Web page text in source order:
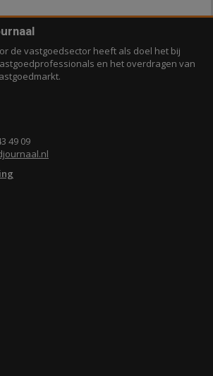
de vastgoedsector heeft als doel het bij
en het overdragen van
49 09